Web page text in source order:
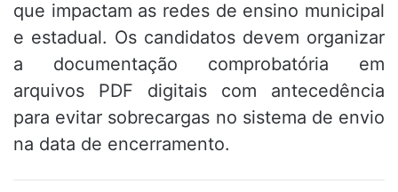
que impactam as redes de ensino municipal
e estadual. Os candidatos devem organizar
a documentação comprobatória em
arquivos PDF digitais com antecedência
para evitar sobrecargas no sistema de envio
na data de encerramento.